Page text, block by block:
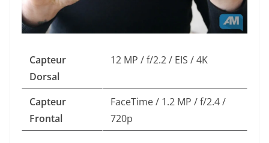
Capteur
Dorsal
12 MP / f/2.2 / EIS / 4K
Capteur
Frontal
FaceTime / 1.2 MP / f/2.4 /
720p